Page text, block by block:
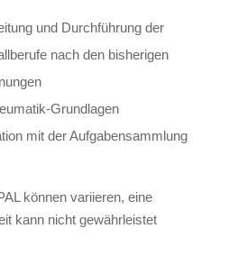
und Durchführung der
nach den bisherigen
Grundlagen
mit der Aufgabensammlung
können variieren, eine
kann nicht gewährleistet